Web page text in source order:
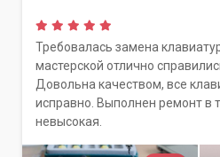
Требовалась замена
мастерской отлично
Довольна качеством, все
исправно. Выполнен ремонт в
невысокая.